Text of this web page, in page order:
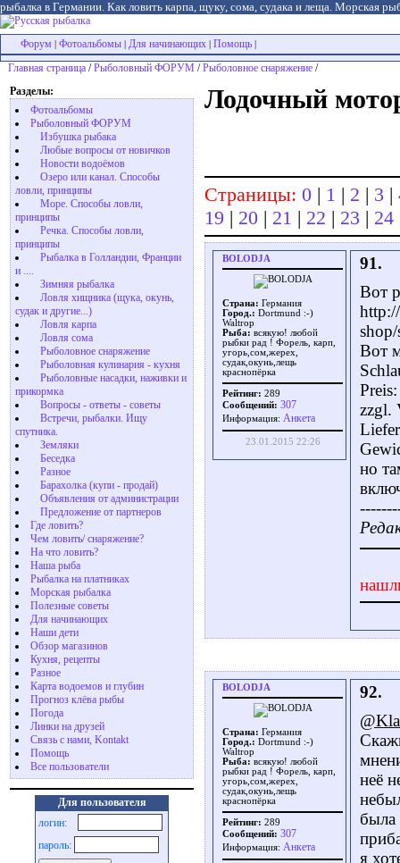
рыбалка в Германии. Как ловить карпа, щуку, сома, судака и леща. Морская
Форум Фотоальбомы Для начинающих Помощь
Главная страница /Рыболовный ФОРУМ /Рыболовное снаряжение /
Разделы:
Фотоальбомы
Рыболовный ФОРУМ
Избушка рыбака
Любые вопросы от новичков
Новости водоёмов
Озеро или канал. Способы
ловли, принципы
Море. Способы ловли,
принципы
Речка. Способы ловли,
принципы
Рыбалка в Голландии, Франции
и ....
Зимняя рыбалка
Ловля хищника (щука, окунь,
судак и другие...)
Ловля карпа
Ловля сома
Рыболовное снаряжение
Рыболовная кулинария - кухня
Рыболовные насадки, наживки и
прикормка
Вопросы - ответы - советы
Встречи, рыбалки. Ищу
спутника.
Земляки
Беседка
Разное
Барахолка (купи - продай)
Объявления от администрации
Предложение от партнеров
Где ловить?
Чем ловить/ снаряжение?
На что ловить?
Наша рыба
Рыбалка на платниках
Морская рыбалка
Полезные советы
Для начинающих
Наши дети
Обзор магазинов
Кухня, рецепты
Разное
Карта водоемов и глубин
Прогноз клёва рыбы
Погода
Линки на друзей
Связь с нами, Kontakt
Помощь
Все пользователи
Для пользователя
логин:
пароль:
Лодочный
Страницы: 0 | 1 | 2 | 3 |
19 | 20 | 21 | 22 | 23 | 24
BOLODJA
Страна: Германия
Город.: Dortmund :-)
Waltrop
Рыба: всякую! любой
рыбки рад ! Форель, карп,
угорь,сом,жерех,
судак,окунь,лещь
краснопёрка
Рейтинг: 289
Сообщений: 307
Информация: Aнкета
23.01.2015 22:26
91.
Вот
Вот
zzgl.
но
BOLODJA
Страна: Германия
Город.: Dortmund :-)
Waltrop
Рыба: всякую! любой
рыбки рад ! Форель, карп,
угорь,сом,жерех,
судак,окунь,лещь
краснопёрка
Рейтинг: 289
Сообщений: 307
Информация: Aнкета
92.
неё
была
я